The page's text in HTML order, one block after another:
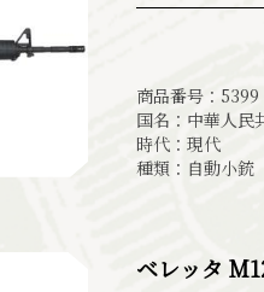
商品番号：5399
国名：中華人民
時代：現代
種類：自動小銃
ベレッタ